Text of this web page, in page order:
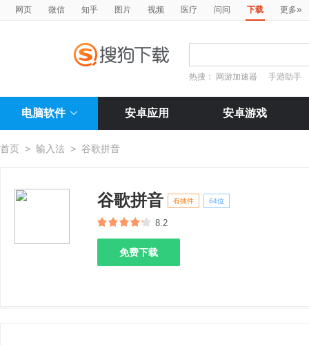
网页 微信 知乎 图片 视频 医疗 问问 下载 更多»
热搜： 网游加速器 手游助手
电脑软件 安卓应用 安卓游戏
首页 > 输入法 > 谷歌拼音
谷歌拼音 有插件 64位
8.2
免费下载